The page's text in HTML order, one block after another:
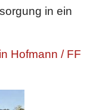
in ein
Hofmann / FF